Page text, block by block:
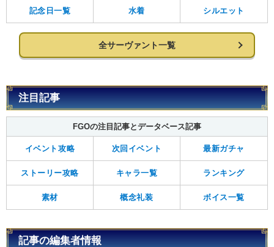
記念日一覧 水着 シルエット
全サーヴァント一覧
注目記事
FGOの注目記事とデータベース記事
イベント攻略 次回イベント 最新ガチャ
ストーリー攻略 キャラ一覧 ランキング
素材 概念礼装 ボイス一覧
記事の編集者情報